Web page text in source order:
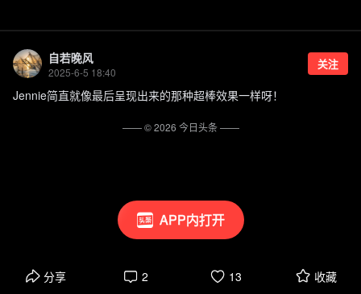
APP内打开
自若晚风
2025-6-5 18:40
关注
Jennie简直就像最后呈现出来的那种超棒效果一样呀！
分享 2 13 收藏
—— ©2026 今日头条——